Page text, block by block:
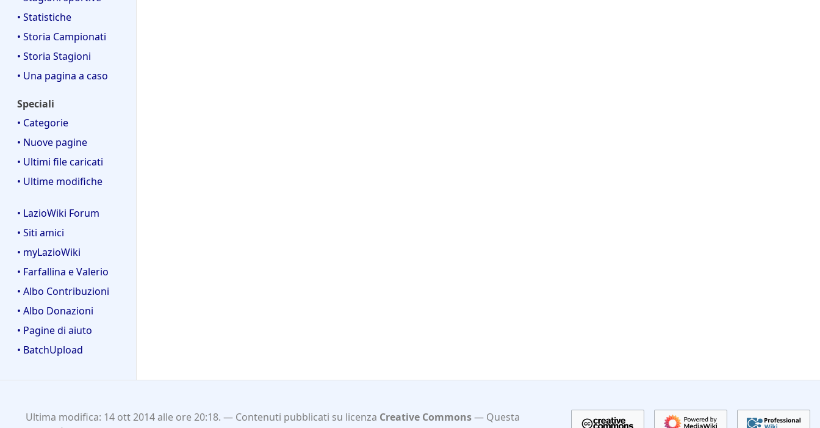
• Statistiche
• Storia Campionati
• Storia Stagioni
• Una pagina a caso
Speciali
• Categorie
• Nuove pagine
• Ultimi file caricati
• Ultime modifiche
• LazioWiki Forum
• Siti amici
• myLazioWiki
• Farfallina e Valerio
• Albo Contribuzioni
• Albo Donazioni
• Pagine di aiuto
• BatchUpload
Ultima modifica: 14 ott 2014 alle ore 20:18. Contenuti pubblicati su licenza Creative Commons
Questa